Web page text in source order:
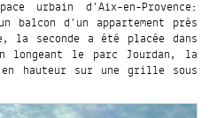
urbain d’Aix-en-Provence:
balcon d’un appartement près
la seconde a été placée dans
longeant le parc Jourdan, la
hauteur sur une grille sous